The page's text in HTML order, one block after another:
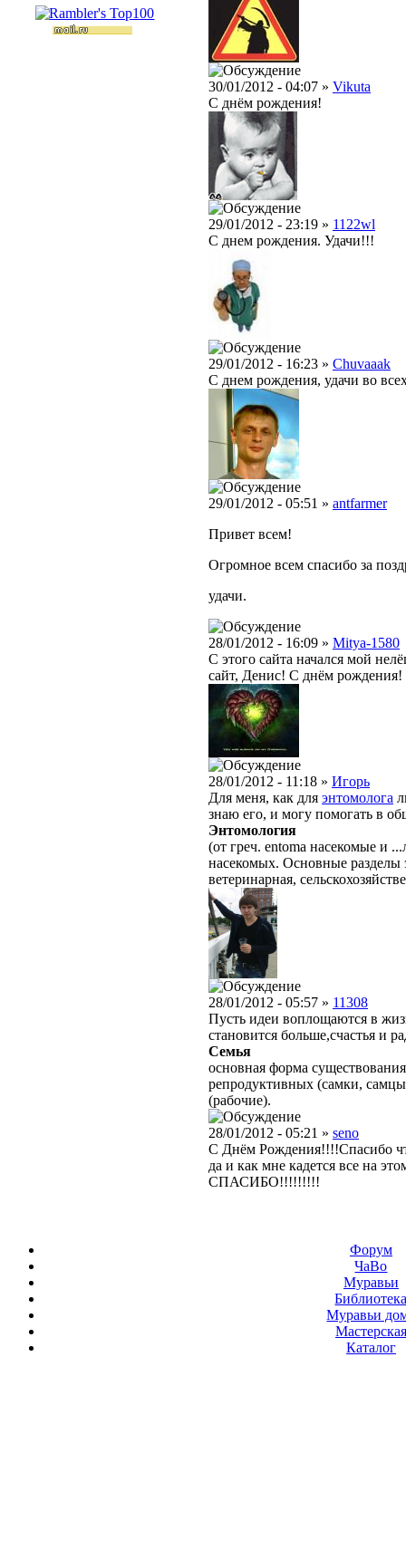
30/01/2012 - 04:07 » Vikuta
С днём рождения!
29/01/2012 - 23:19 » 1122wl
С днем рождения. Удачи!!!
29/01/2012 - 16:23 » Chuvaaak
С днем рождения, удачи во
29/01/2012 - 05:51 » antfarmer
Привет всем!
Огромное всем спасибо за
удачи.
28/01/2012 - 16:09 » Mitya-1580
С этого сайта начался мой
сайт, Денис! С днём рождения!
28/01/2012 - 11:18 » Игорь
Для меня, как для энтомолога
знаю его, и могу помогать в
Энтомология
(от греч. entoma насекомые и
насекомых. Основные
ветеринарная,
28/01/2012 - 05:57 » 11308
Пусть идеи воплощаются в
становится больше,счастья и
Семья
основная форма
репродуктивных (самки,
(рабочие).
28/01/2012 - 05:21 » seno
С Днём Рождения!!!!Спасибо
да и как мне кадется все на
СПАСИБО!!!!!!!!!
Форум
ЧаВо
Муравьи
Муравьи
Мастерская
Каталог